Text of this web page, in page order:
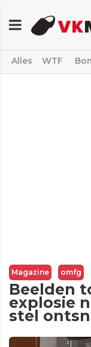
Alles WTF
Magazine omfg
Beelden
explosie
stel